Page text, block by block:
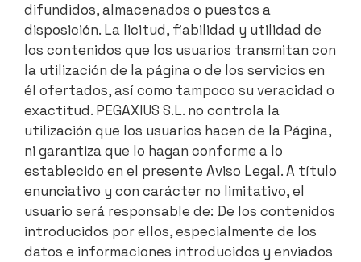
difundidos, almacenados o puestos a
disposición. La licitud, fiabilidad y utilidad de
los contenidos que los usuarios transmitan con
la utilización de la página o de los servicios en
él ofertados, así como tampoco su veracidad o
exactitud. PEGAXIUS S.L. no controla la
utilización que los usuarios hacen de la Página,
ni garantiza que lo hagan conforme a lo
establecido en el presente Aviso Legal. A título
enunciativo y con carácter no limitativo, el
usuario será responsable de: De los contenidos
introducidos por ellos, especialmente de los
datos e informaciones introducidos y enviados